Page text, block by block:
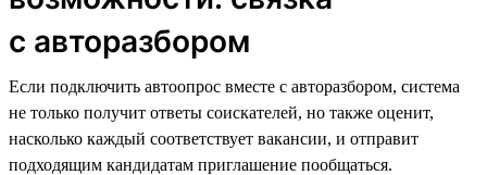
с авторазбором
Если подключить автоопрос вместе с авторазбором, система
не только получит ответы соискателей, но также оценит,
насколько каждый соответствует вакансии, и отправит
подходящим кандидатам приглашение пообщаться.